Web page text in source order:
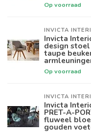
Op voorraad
INVICTA
Invicta
design stoel
taupe
Op voorraad
INVICTA
Invicta
PRET-A-
fluweel
gouden